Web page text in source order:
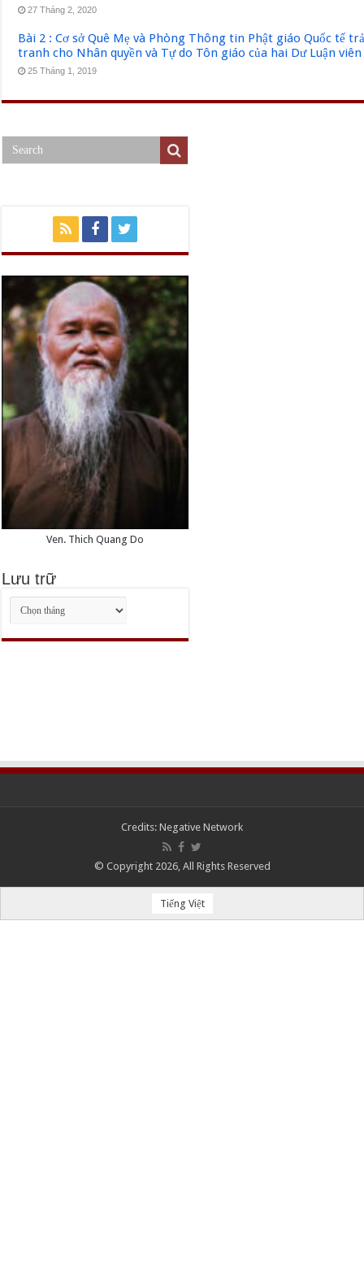
27 Tháng 2, 2020
Bài 2 : Cơ sở Quê Mẹ và Phòng Thông tin Phật giáo Quốc tế
tranh cho Nhân quyền và Tự do Tôn giáo của hai Dư Luận viên
25 Tháng 1, 2019
Ven. Thich Quang Do
Lưu trữ
Lưu
trữ
Credits: Negative Network
© Copyright 2026, All Rights Reserved
Tiếng Việt